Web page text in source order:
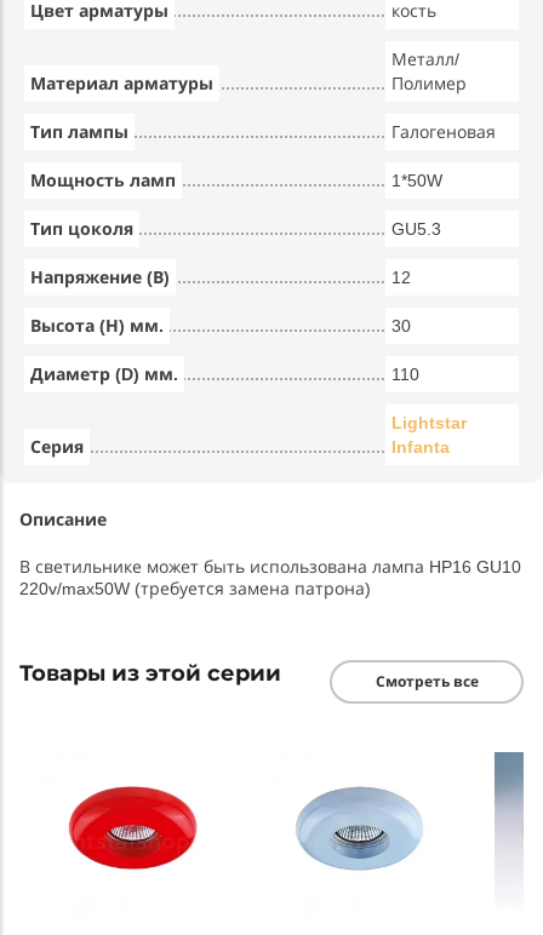
Цвет арматуры
кость
Материал арматуры
Металл/
Полимер
Тип лампы Галогеновая
Мощность ламп 1*50W
Тип цоколя GU5.3
Напряжение (В) 12
Высота (Н) мм. 30
Диаметр (D) мм. 110
Серия
Lightstar
Infanta
Описание
В светильнике может быть использована лампа HP16 GU10
220v/max50W (требуется замена патрона)
Товары из этой серии Смотреть все